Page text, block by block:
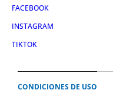
FACEBOOK
INSTAGRAM
TIKTOK
CONDICIONES DE USO